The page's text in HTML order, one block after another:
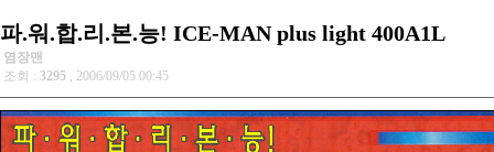
파.워.합.리.본.능! ICE-MAN plus light 400A1L
염장맨
조회 : 3295 , 2006/09/05 00:45